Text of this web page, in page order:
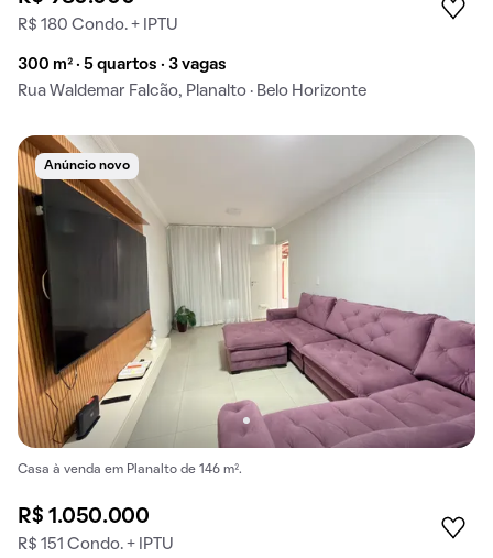
R$ 180 Condo. + IPTU
300 m² · 5 quartos · 3 vagas
Rua Waldemar Falcão, Planalto · Belo Horizonte
Anúncio novo
Casa à venda em Planalto de 146 m².
R$ 1.050.000
R$ 151 Condo. + IPTU